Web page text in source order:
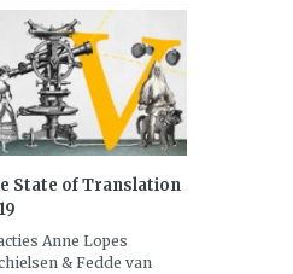
State of Translation
Anne Lopes
& Fedde van